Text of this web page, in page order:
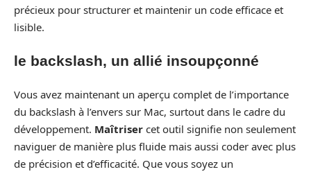
précieux pour structurer et maintenir un code efficace et
lisible.
le backslash, un allié insoupçonné
Vous avez maintenant un aperçu complet de l’importance
du backslash à l’envers sur Mac, surtout dans le cadre du
développement. Maîtriser cet outil signifie non seulement
naviguer de manière plus fluide mais aussi coder avec plus
de précision et d’efficacité. Que vous soyez un